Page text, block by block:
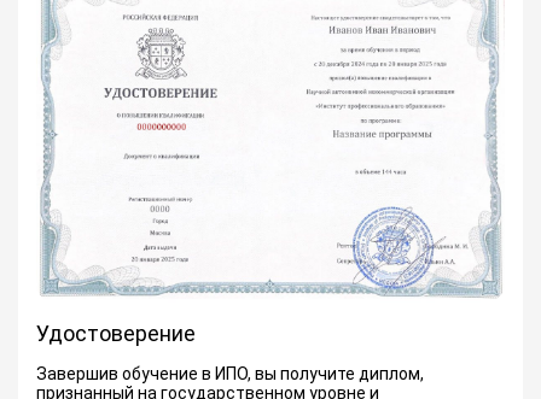
Удостоверение
Завершив обучение в ИПО, вы получите диплом,
признанный на государственном уровне и